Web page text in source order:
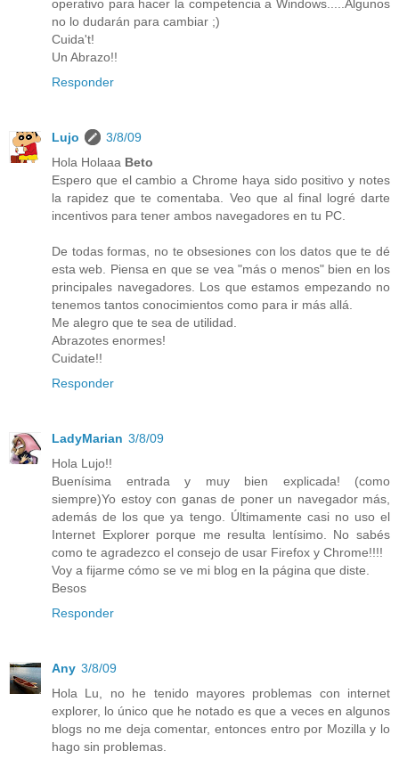
operativo para hacer la competencia a Windows.....Algunos
no lo dudarán para cambiar ;)
Cuida't!
Un Abrazo!!
Responder
Lujo
3/8/09
Hola Holaaa Beto
Espero que el cambio a Chrome haya sido positivo y notes
la rapidez que te comentaba. Veo que al final logré darte
incentivos para tener ambos navegadores en tu PC.
De todas formas, no te obsesiones con los datos que te dé
esta web. Piensa en que se vea "más o menos" bien en los
principales navegadores. Los que estamos empezando no
tenemos tantos conocimientos como para ir más allá.
Me alegro que te sea de utilidad.
Abrazotes enormes!
Cuidate!!
Responder
LadyMarian 3/8/09
Hola Lujo!!
Buenísima entrada y muy bien explicada! (como
siempre)Yo estoy con ganas de poner un navegador más,
además de los que ya tengo. Últimamente casi no uso el
Internet Explorer porque me resulta lentísimo. No sabés
como te agradezco el consejo de usar Firefox y Chrome!!!!
Voy a fijarme cómo se ve mi blog en la página que diste.
Besos
Responder
Any 3/8/09
Hola Lu, no he tenido mayores problemas con internet
explorer, lo único que he notado es que a veces en algunos
blogs no me deja comentar, entonces entro por Mozilla y lo
hago sin problemas.